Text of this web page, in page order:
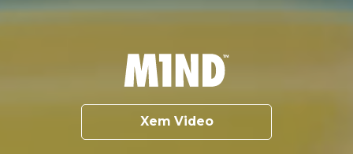
Xem Video